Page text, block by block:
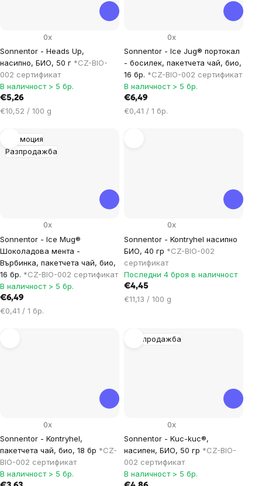
Sonnentor - Heads Up,
насипно, БИО, 50 г *CZ-BIO-
002 сертификат
0x
В наличност > 5 бр.
€5,26
Цена
мярка:
€10,52 / 100 g
Sonnentor - Ice Jug® портокал
- босилек, пакетчета чай, био,
16 бр. *CZ-BIO-002 сертификат
0x
В наличност > 5 бр.
€6,49
Цена
€0,41 / 1 бр.
Промоция
Разпродажба
Sonnentor - Ice Mug®
Шоколадова мента -
Върбинка, пакетчета чай, био,
16 бр. *CZ-BIO-002 сертификат
0x
В наличност > 5 бр.
€6,49
Цена
€0,41 / 1 бр.
Sonnentor - Kontryhel насипно
БИО, 40 гр *CZ-BIO-002
сертификат
0x
Последни 4 броя в наличност
€4,45
Цена
€11,13 / 100 g
Sonnentor - Kontryhel,
пакетчета чай, био, 18 бр *CZ-
BIO-002 сертификат
0x
В наличност > 5 бр.
Разпродажба
Sonnentor - Kuc-kuc®,
насипен, БИО, 50 гр *CZ-BIO-
002 сертификат
0x
В наличност > 5 бр.